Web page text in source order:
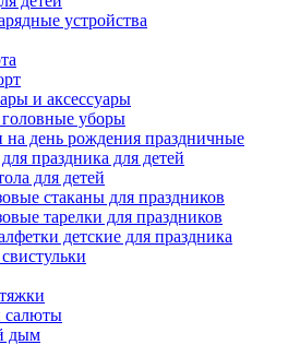
устройства
и аксессуары
уборы
на день рождения праздничные
праздника для детей
для детей
стаканы для праздников
тарелки для праздников
детские для праздника
салюты
дым